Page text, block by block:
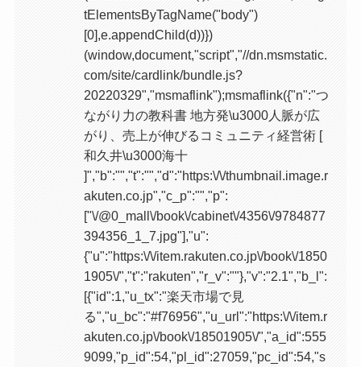
tElementsByTagName("body")
[0],e.appendChild(d))})
(window,document,"script","//dn.msmstatic.
com/site/cardlink/bundle.js?
20220329","msmaflink");msmaflink({"n":"つ
ながり力の教科書 地方発\u3000人脈が広
がり、売上が伸びるコミュニティ経営術 [
和久井\u3000海十
]","b":"","t":"","d":"https:\/\/thumbnail.image.r
akuten.co.jp","c_p":"","p":
["\/@0_mall\/book\/cabinet\/4356\/9784877
394356_1_7.jpg"],"u":
{"u":"https:\/\/item.rakuten.co.jp\/book\/1850
1905\/","t":"rakuten","r_v":""},"v":"2.1","b_l":
[{"id":1,"u_tx":"楽天市場で見
る","u_bc":"#f76956","u_url":"https:\/\/item.r
akuten.co.jp\/book\/18501905\/","a_id":555
9099,"p_id":54,"pl_id":27059,"pc_id":54,"s